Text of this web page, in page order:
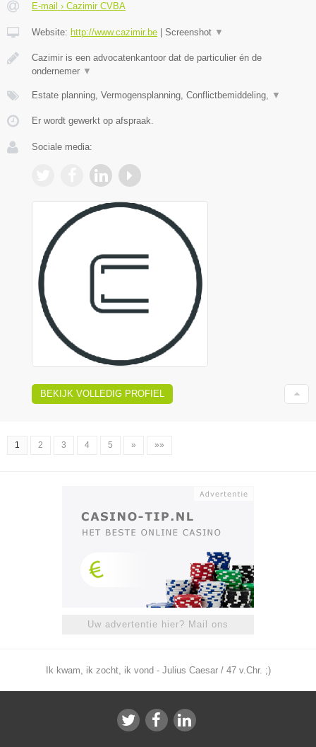
E-mail › Cazimir CVBA
Website: http://www.cazimir.be | Screenshot ▼
Cazimir is een advocatenkantoor dat de particulier én de
ondernemer ▼
Estate planning, Vermogensplanning, Conflictbemiddeling, ▼
Er wordt gewerkt op afspraak.
Sociale media:
BEKIJK VOLLEDIG PROFIEL
1 2 3 4 5 » »»
Uw advertentie hier? Mail ons
Ik kwam, ik zocht, ik vond - Julius Caesar / 47 v.Chr. ;)